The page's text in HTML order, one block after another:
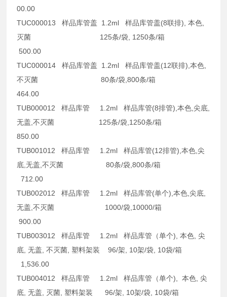
00.00
TUC000013 样品库管盖 1.2ml 样品库管盖(8联排), 本色,
灭菌 125条/袋, 1250条/箱
500.00
TUC000014 样品库管盖 1.2ml 样品库管盖(12联排),本色,
不灭菌 80条/袋,800条/箱
464.00
TUB000012 样品库管 1.2ml 样品库管(8排管),本色,尖底,
无盖,不灭菌 125条/袋,1250条/箱
850.00
TUB001012 样品库管 1.2ml 样品库管(12排管),本色,尖
底,无盖,不灭菌 80条/袋,800条/箱
712.00
TUB002012 样品库管 1.2ml 样品库管(单个),本色,尖底,
无盖,不灭菌 1000/袋,10000/箱
900.00
TUB003012 样品库管 1.2ml 样品库管（单个), 本色, 尖
底, 无盖, 不灭菌, 塑料架装 96/架, 10架/袋, 10袋/箱
1,536.00
TUB004012 样品库管 1.2ml 样品库管（单个), 本色, 尖
底, 无盖, 灭菌, 塑料架装 96/架, 10架/袋, 10袋/箱